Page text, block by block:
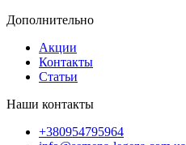
Дополнительно
Акции
Контакты
Статьи
Наши контакты
+380954795964